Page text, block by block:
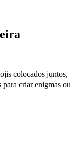
colocados juntos,
criar enigmas ou